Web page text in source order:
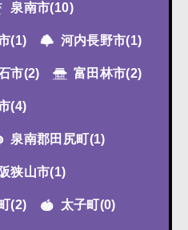
泉南市(10)
(1) 河内長野市(1)
市(2) 富田林市(2)
(4)
泉南郡田尻町(1)
狭山市(1)
(2) 太子町(0)